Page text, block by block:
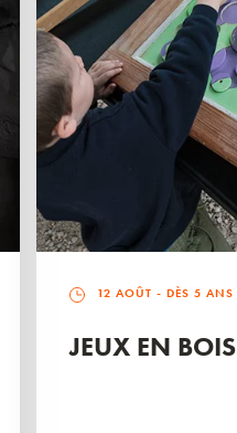
12 AOÛT - DÈS 5 ANS
JEUX EN BOIS